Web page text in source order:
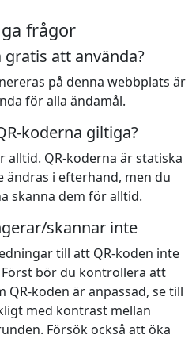
frågor
gratis att använda?
på denna webbplats är
för alla ändamål.
koderna giltiga?
alltid. QR-koderna är statiska
ändras i efterhand, men du
skanna dem för alltid.
skannar inte
till att QR-koden inte
bör du kontrollera att
koden är anpassad, se till
med kontrast mellan
Försök också att öka